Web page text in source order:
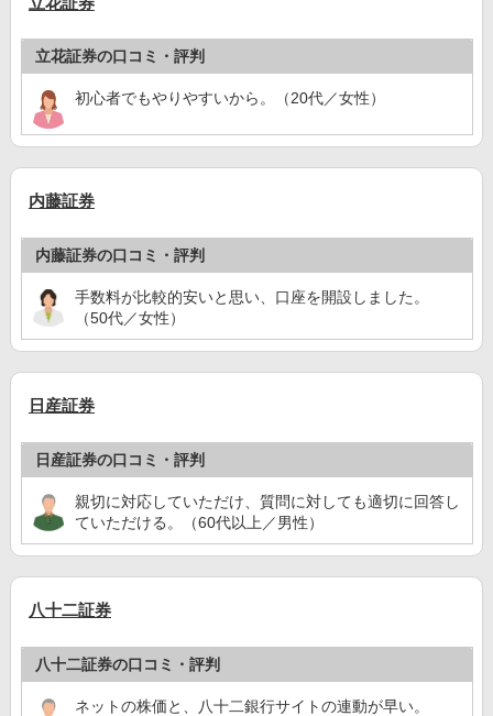
立花証券の口コミ・評判
初心者でもやりやすいから。（20代／女性）
内藤証券
内藤証券の口コミ・評判
手数料が比較的安いと思い、口座を開設しました。
（50代／女性）
日産証券
日産証券の口コミ・評判
親切に対応していただけ、質問に対しても適切に回答し
ていただける。（60代以上／男性）
八十二証券
八十二証券の口コミ・評判
ネットの株価と、八十二銀行サイトの連動が早い。